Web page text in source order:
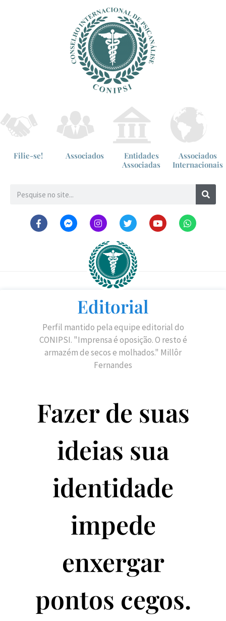
Filie-se! Associados
Entidades
Associadas
Associados
Internacionais
Editorial
Perfil mantido pela equipe editorial do
CONIPSI. "Imprensa é oposição. O resto é
armazém de secos e molhados." Millôr
Fernandes
Fazer de suas
ideias sua
identidade
impede
enxergar
pontos cegos.